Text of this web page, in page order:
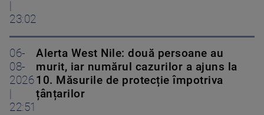
23:02
06-
08-
2026
22:51
Alerta West Nile: două persoane au
murit, iar numărul cazurilor a ajuns la
10. Măsurile de protecție împotriva
țânțarilor